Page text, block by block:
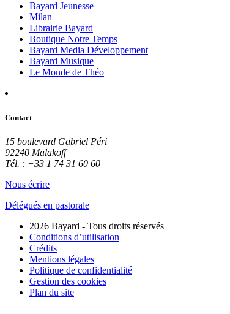
Bayard Jeunesse
Milan
Librairie Bayard
Boutique Notre Temps
Bayard Media Développement
Bayard Musique
Le Monde de Théo
Contact
15 boulevard Gabriel Péri
92240 Malakoff
Tél. : +33 1 74 31 60 60
Nous écrire
Délégués en pastorale
2026 Bayard - Tous droits réservés
Conditions d’utilisation
Crédits
Mentions légales
Politique de confidentialité
Gestion des cookies
Plan du site